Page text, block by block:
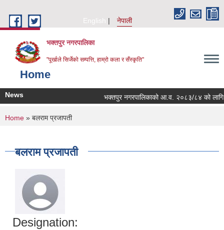
English
नेपाली
भक्तपुर नगरपालिका
"पूर्खाले सिर्जेको सम्पत्ति, हाम्रो कला र सँस्कृति"
Home
News भक्तपुर नगरपालिकाको आ.व. २०८३/८४ को लागि
You are here
Home » बलराम प्रजापती
बलराम प्रजापती
Designation: